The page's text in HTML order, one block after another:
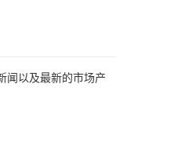
闻以及最新的市场产